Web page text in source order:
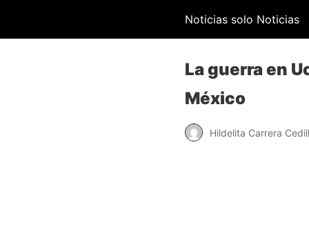
Noticias solo Noticias
La guerra en
México
Hildelita Carrera